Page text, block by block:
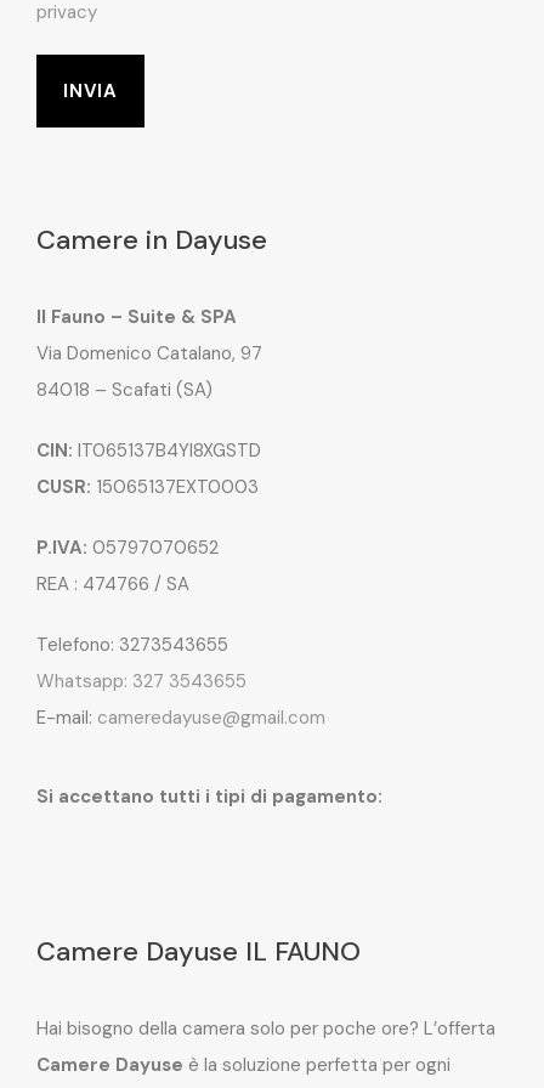
privacy
Camere in Dayuse
Il Fauno – Suite & SPA
Via Domenico Catalano, 97
84018 – Scafati (SA)
CIN: IT065137B4YI8XGSTD
CUSR: 15065137EXT0003
P.IVA: 05797070652
REA : 474766 / SA
Telefono: 3273543655
Whatsapp: 327 3543655
E-mail: cameredayuse@gmail.com
Si accettano tutti i tipi di pagamento:
Camere Dayuse IL FAUNO
Hai bisogno della camera solo per poche ore? L’offerta
Camere Dayuse è la soluzione perfetta per ogni